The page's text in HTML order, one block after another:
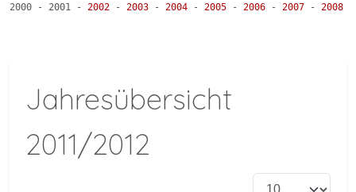
2000 - 2001
- 2002 - 2003 - 2004 - 2005 - 2006 - 2007 - 2008
Jahresübersicht
2011/2012